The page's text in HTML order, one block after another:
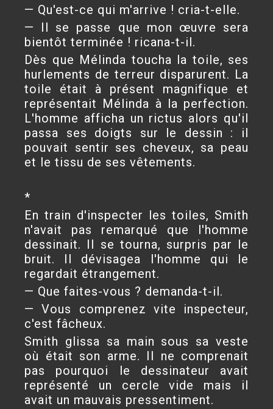
— Qu'est-ce qui m'arrive ! cria-t-elle.
— Il se passe que mon œuvre sera
bientôt terminée ! ricana-t-il.
Dès que Mélinda toucha la toile, ses
hurlements de terreur disparurent. La
toile était à présent magnifique et
représentait Mélinda à la perfection.
L'homme afficha un rictus alors qu'il
passa ses doigts sur le dessin : il
pouvait sentir ses cheveux, sa peau
et le tissu de ses vêtements.
*
En train d'inspecter les toiles, Smith
n'avait pas remarqué que l'homme
dessinait. Il se tourna, surpris par le
bruit. Il dévisagea l'homme qui le
regardait étrangement.
— Que faites-vous ? demanda-t-il.
— Vous comprenez vite inspecteur,
c'est fâcheux.
Smith glissa sa main sous sa veste
où était son arme. Il ne comprenait
pas pourquoi le dessinateur avait
représenté un cercle vide mais il
avait un mauvais pressentiment.